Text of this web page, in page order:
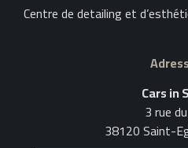
Centre de detailing et
Cars in
3 rue
38120 Saint-